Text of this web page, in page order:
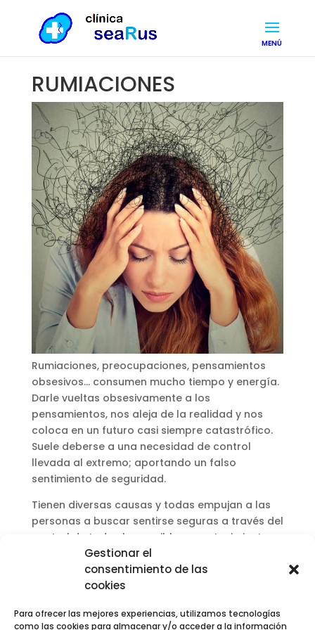
Gestionar el
consentimiento de las
cookies
Para ofrecer las mejores experiencias, utilizamos tecnologías
como las cookies para almacenar y/o acceder a la información
RUMIACIONES
Rumiaciones, preocupaciones, pensamientos
obsesivos… consumen mucho tiempo y energía.
Darle vueltas obsesivamente a los
pensamientos, nos aleja de la realidad y nos
coloca en un futuro casi siempre catastrófico.
Suele deberse a una necesidad de control
llevada al extremo; aportando un falso
sentimiento de seguridad.
Tienen diversas causas y todas empujan a las
personas a buscar sentirse seguras a través del
control de todos los posibles acontecimientos
que pueden llegar a producirse en su vida,
sumiéndola en la negatividad, angustia e
inseguridad, generando ansiedad y en